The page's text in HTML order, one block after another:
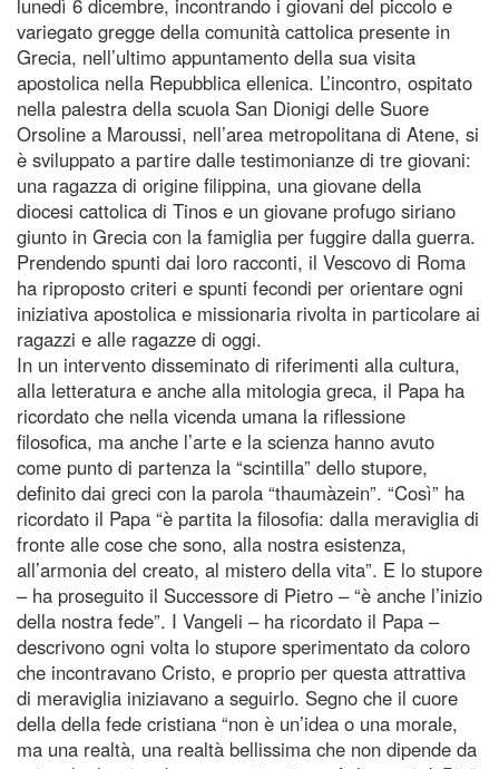
lunedì 6 dicembre, incontrando i giovani del piccolo e
variegato gregge della comunità cattolica presente in
Grecia, nell’ultimo appuntamento della sua visita
apostolica nella Repubblica ellenica. L’incontro, ospitato
nella palestra della scuola San Dionigi delle Suore
Orsoline a Maroussi, nell’area metropolitana di Atene, si
è sviluppato a partire dalle testimonianze di tre giovani:
una ragazza di origine filippina, una giovane della
diocesi cattolica di Tinos e un giovane profugo siriano
giunto in Grecia con la famiglia per fuggire dalla guerra.
Prendendo spunti dai loro racconti, il Vescovo di Roma
ha riproposto criteri e spunti fecondi per orientare ogni
iniziativa apostolica e missionaria rivolta in particolare ai
ragazzi e alle ragazze di oggi.
In un intervento disseminato di riferimenti alla cultura,
alla letteratura e anche alla mitologia greca, il Papa ha
ricordato che nella vicenda umana la riflessione
filosofica, ma anche l’arte e la scienza hanno avuto
come punto di partenza la “scintilla” dello stupore,
definito dai greci con la parola “thaumàzein”. “Così” ha
ricordato il Papa “è partita la filosofia: dalla meraviglia di
fronte alle cose che sono, alla nostra esistenza,
all’armonia del creato, al mistero della vita”. E lo stupore
– ha proseguito il Successore di Pietro – “è anche l’inizio
della nostra fede”. I Vangeli – ha ricordato il Papa –
descrivono ogni volta lo stupore sperimentato da coloro
che incontravano Cristo, e proprio per questa attrattiva
di meraviglia iniziavano a seguirlo. Segno che il cuore
della della fede cristiana “non è un’idea o una morale,
ma una realtà, una realtà bellissima che non dipende da